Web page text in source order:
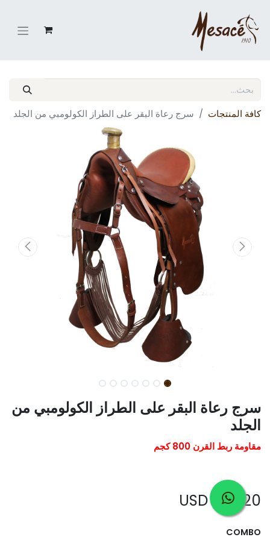
كافة المنتجات سرج رعاة البقر على الطراز الكولومبي من الجلد
سرج رعاة البقر على الطراز الكولومبي من
الجلد
مقاومة ربط القرن 800 كجم
USD 607.20
COMBO